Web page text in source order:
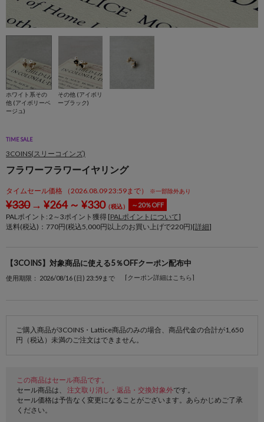
ホワイト系その
他 (アイボリーベ
ージュ)
その他 (アイボリ
ーブラック)
TIME SALE
3COINS(スリーコインズ)
フラワーフラワーイヤリング
タイムセール価格 （2026.08.09 23:59まで） ※一部除外あり
¥330→ ¥264～ ¥330（税込） ～20％OFF
PALポイント: 2 ～3ポイント獲得 [PALポイントについて]
送料(税込)：770円(税込5,000円以上のお買い上げで220円)[詳細]
【3COINS】対象商品に使える5％OFFクーポン配布中
使用期限： 2026/08/16 (日) 23:59まで [クーポン詳細はこちら]
ご購入商品が3COINS・Lattice商品のみの場合、商品代金の合計が1,650
円（税込）未満のご注文はできません。
この商品はセール商品です。
セール商品は、 注文取り消し・返品・交換対象外です。
セール価格は予告なく変更になることがございます。あらかじめご了承
ください。